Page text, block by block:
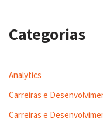
Categorias
Analytics
Carreiras e
Carreiras e